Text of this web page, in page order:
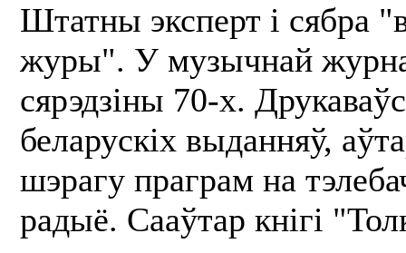
Штатны эксперт і сябра
журы". У музычнай
сярэдзіны 70-х.
беларускіх выданняў,
шэрагу праграм на
радыё. Сааўтар кнігі